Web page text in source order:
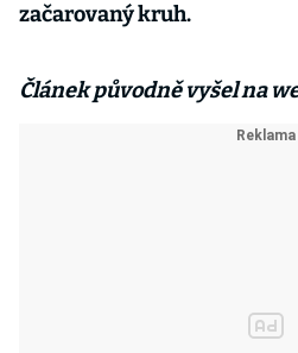
začarovaný kruh.
Článek původně vyšel na